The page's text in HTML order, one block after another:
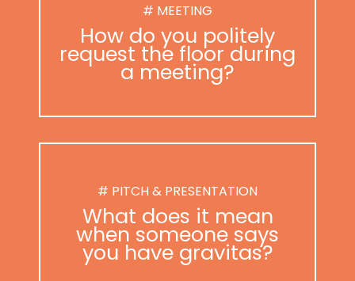
# MEETING
How do you politely
request the floor during
a meeting?
# PITCH & PRESENTATION
What does it mean
when someone says
you have gravitas?